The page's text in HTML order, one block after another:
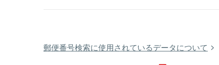
郵便番号検索に使用されているデータについて